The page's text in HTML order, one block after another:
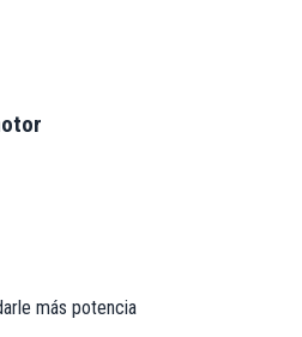
más potencia